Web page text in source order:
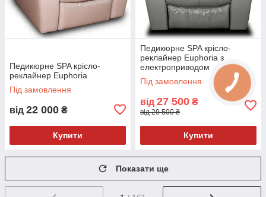
Педикюрне SPA крісло-
реклайнер Euphoria
Під замовлення
від 22 000 ₴
Купити
Педикюрне SPA крісло-
реклайнер Euphoria з
електроприводом
Під замовлення
від 27 500 ₴
від 29 500 ₴
Купити
Показати ще